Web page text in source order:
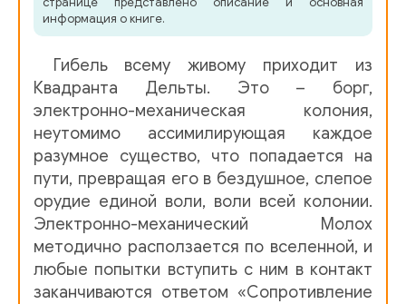
информация о книге.
Гибель всему живому приходит из
Квадранта Дельты. Это – борг,
электронно-механическая колония,
неутомимо ассимилирующая каждое
разумное существо, что попадается на
пути, превращая его в бездушное, слепое
орудие единой воли, воли всей колонии.
Электронно-механический Молох
методично расползается по вселенной, и
любые попытки вступить с ним в контакт
заканчиваются ответом «Сопротивление